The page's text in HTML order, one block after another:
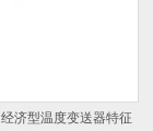
经济型温度变送器特征